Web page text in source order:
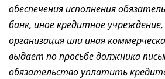
обеспечения исполнения
банк, иное кредитное
организация или иная
выдает по просьбе должника
обязательство уплатить